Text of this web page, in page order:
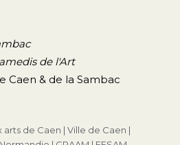
de l'Art
Caen & de la Sambac
arts de Caen | Ville de Caen |